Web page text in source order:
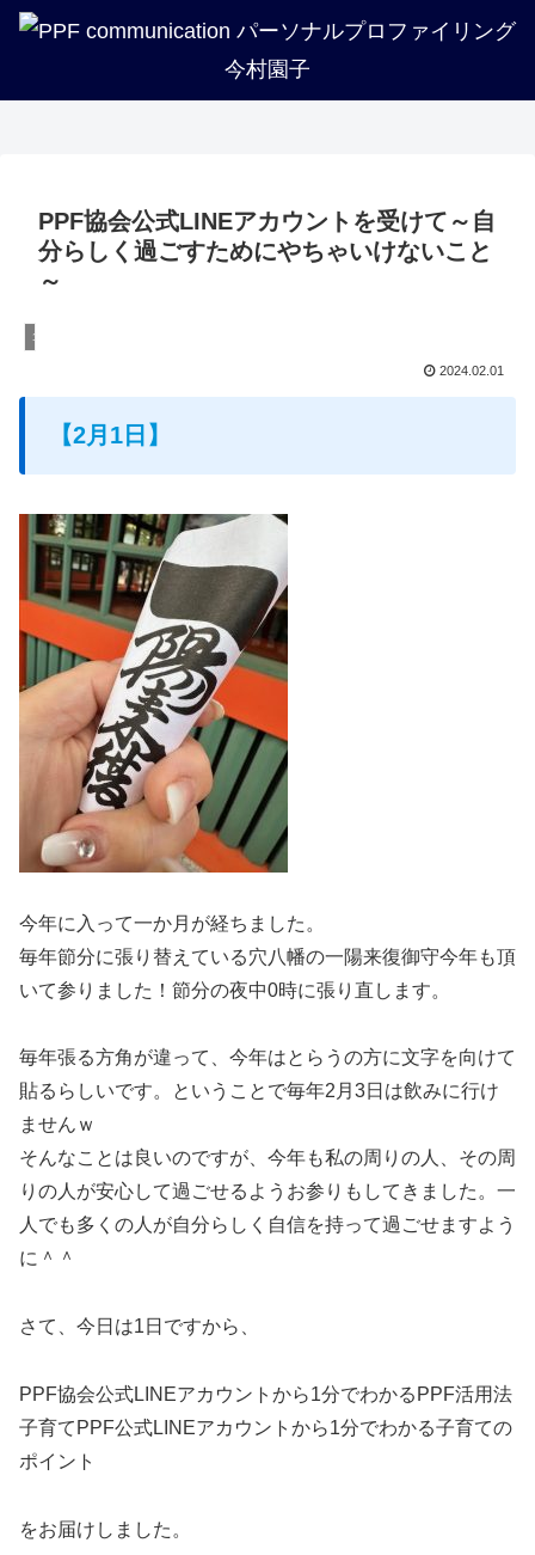
PPF協会公式LINEアカウントを受けて～自
分らしく過ごすためにやちゃいけないこと
～
１分で分かるPPF活用法解説
2024.02.01
【2月1日】
今年に入って一か月が経ちました。
毎年節分に張り替えている穴八幡の一陽来復御守今年も頂
いて参りました！節分の夜中0時に張り直します。
毎年張る方角が違って、今年はとらうの方に文字を向けて
貼るらしいです。ということで毎年2月3日は飲みに行け
ませんｗ
そんなことは良いのですが、今年も私の周りの人、その周
りの人が安心して過ごせるようお参りもしてきました。一
人でも多くの人が自分らしく自信を持って過ごせますよう
に＾＾
さて、今日は1日ですから、
PPF協会公式LINEアカウントから1分でわかるPPF活用法
子育てPPF公式LINEアカウントから1分でわかる子育ての
ポイント
をお届けしました。